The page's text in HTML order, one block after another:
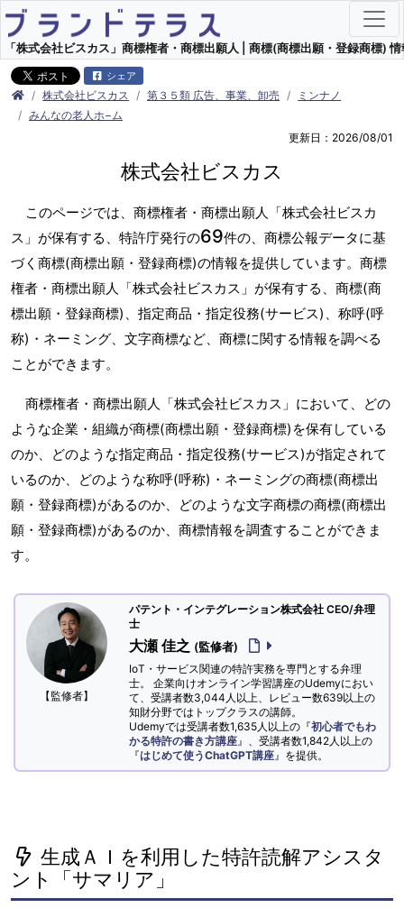
「株式会社ビスカス」商標権者・商標出願人 | 商標(商標出願・登録商標) 情
シェア
株式会社ビスカス 第３５類 広告、事業、卸売
ミンナノ
みんなの老人ホ−ム
更新日：2026/08/01
株式会社ビスカス
このページでは、商標権者・商標出願人「株式会社ビスカ
ス」が保有する、特許庁発行の69件の、商標公報データに基
づく商標(商標出願・登録商標)の情報を提供しています。商標
権者・商標出願人「株式会社ビスカス」が保有する、商標(商
標出願・登録商標)、指定商品・指定役務(サービス)、称呼(呼
称)・ネーミング、文字商標など、商標に関する情報を調べる
ことができます。
商標権者・商標出願人「株式会社ビスカス」において、どの
ような企業・組織が商標(商標出願・登録商標)を保有している
のか、どのような指定商品・指定役務(サービス)が指定されて
いるのか、どのような称呼(呼称)・ネーミングの商標(商標出
願・登録商標)があるのか、どのような文字商標の商標(商標出
願・登録商標)があるのか、商標情報を調査することができま
す。
【監修者】
パテント・インテグレーション株式会社 CEO/弁理
士
大瀬 佳之 (監修者)
IoT・サービス関連の特許実務を専門とする弁理
士。 企業向けオンライン学習講座のUdemyにおい
て、受講者数3,044人以上、レビュー数639以上の
知財分野ではトップクラスの講師。
Udemyでは受講者数1,635人以上の『初心者でもわ
かる特許の書き方講座 』、受講者数1,842人以上の
『はじめて使うChatGPT講座 』を提供。
生成ＡＩを利用した特許読解アシスタ
ント「サマリア」